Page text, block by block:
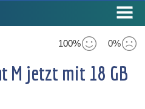
100% 0%
M jetzt mit 18 GB